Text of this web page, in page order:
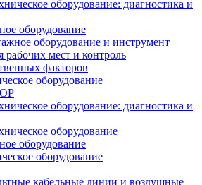
оборудование: диагностика и
оборудование
оборудование и инструмент
рабочих мест и контроль
факторов
оборудование
оборудование: диагностика и
оборудование
оборудование
оборудование
кабельные линии и воздушные